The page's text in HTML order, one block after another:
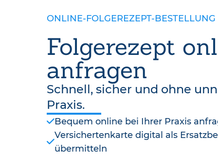
ONLINE-FOLGEREZEPT-BESTELLUNG
Folgerezept
anfragen
Schnell, sicher und ohne
Praxis.
Bequem online bei Ihrer Praxis
Versichertenkarte digital als
übermitteln